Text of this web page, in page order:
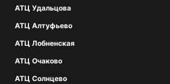
АТЦ Удальцова
АТЦ Алтуфьево
АТЦ Лобненская
АТЦ Очаково
АТЦ Солнцево